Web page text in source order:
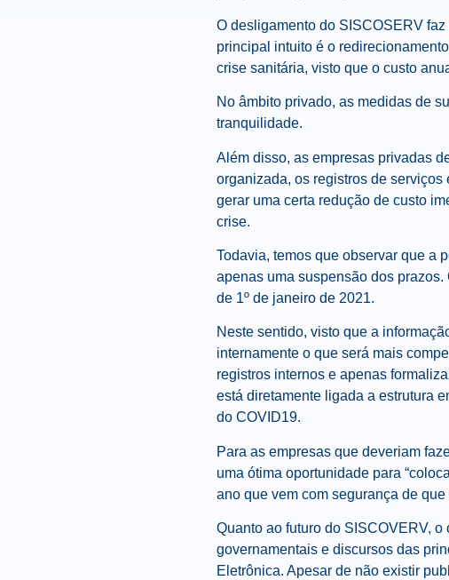
O desligamento do SISCOSERV
principal intuito é o
crise sanitária, visto que o custo
No âmbito privado, as medidas de
tranquilidade.
Além disso, as empresas privadas
organizada, os registros de
gerar uma certa redução de custo
crise.
Todavia, temos que observar que a
apenas uma suspensão dos
de 1º de janeiro de 2021.
Neste sentido, visto que a
internamente o que será mais
registros internos e apenas
está diretamente ligada a estrutura
do COVID19.
Para as empresas que deveriam
uma ótima oportunidade para
ano que vem com segurança de
Quanto ao futuro do SISCOVERV,
governamentais e discursos das
Eletrônica. Apesar de não existir